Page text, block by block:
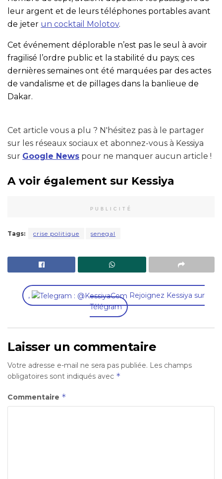
leur argent et de leurs téléphones portables avant
de jeter un cocktail Molotov.
Cet événement déplorable n’est pas le seul à avoir
fragilisé l’ordre public et la stabilité du pays; ces
dernières semaines ont été marquées par des actes
de vandalisme et de pillages dans la banlieue de
Dakar.
Cet article vous a plu ? N'hésitez pas à le partager
sur les réseaux sociaux et abonnez-vous à Kessiya
sur Google News pour ne manquer aucun article !
A voir également sur Kessiya
PUBLICITÉ
Tags: crise politique senegal
,
Rejoignez Kessiya sur
Télégram
Laisser un commentaire
Votre adresse e-mail ne sera pas publiée. Les champs
obligatoires sont indiqués avec *
Commentaire *